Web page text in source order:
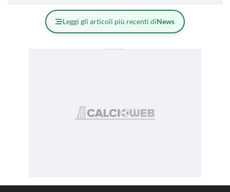
Leggi gli articoli più recenti diNews